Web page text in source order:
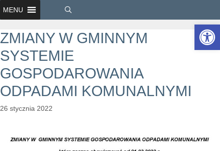
MENU
ZMIANY W GMINNYM
SYSTEMIE
GOSPODAROWANIA
ODPADAMI KOMUNALNYMI
26 stycznia 2022